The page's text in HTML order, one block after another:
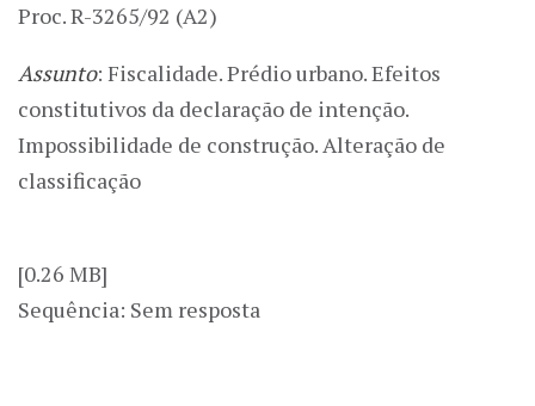
Proc. R-3265/92 (A2)
Assunto: Fiscalidade. Prédio urbano. Efeitos
constitutivos da declaração de intenção.
Impossibilidade de construção. Alteração de
classificação
[0.26 MB]
Sequência: Sem resposta